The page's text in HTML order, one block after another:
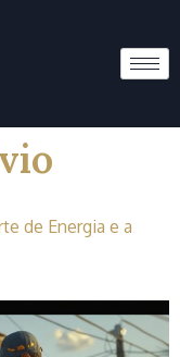
de Energia e a